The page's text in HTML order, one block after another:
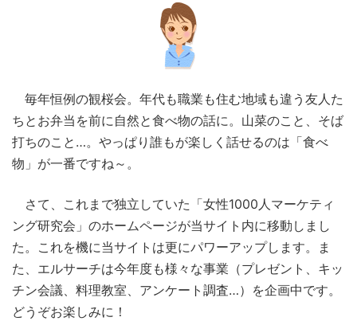
毎年恒例の観桜会。年代も職業も住む地域も違う友人た
ちとお弁当を前に自然と食べ物の話に。山菜のこと、そば
打ちのこと…。やっぱり誰もが楽しく話せるのは「食べ
物」が一番ですね～。
さて、これまで独立していた「女性1000人マーケティ
ング研究会」のホームページが当サイト内に移動しまし
た。これを機に当サイトは更にパワーアップします。ま
た、エルサーチは今年度も様々な事業（プレゼント、キッ
チン会議、料理教室、アンケート調査…）を企画中です。
どうぞお楽しみに！